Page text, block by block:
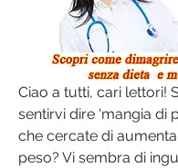
Ciao a tutti, cari lettori!
sentirvi dire 'mangia di
che cercate di
peso? Vi sembra di